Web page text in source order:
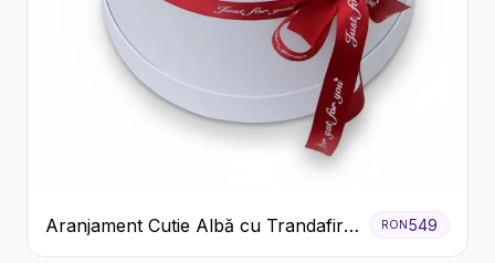
Aranjament Cutie Albă cu Trandafiri
Roșii și Raffaello
RON549